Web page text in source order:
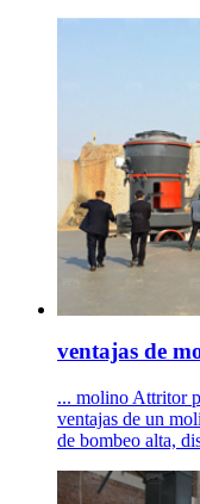
ventajas de
... molino Attritor
ventajas de un
de bombeo alta,